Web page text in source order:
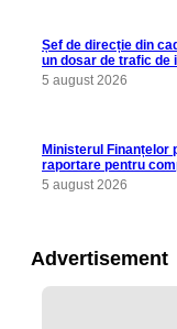
Șef de direcție din
un dosar de trafic de
5 august 2026
Ministerul Finanțelor
raportare pentru
5 august 2026
Advertisement